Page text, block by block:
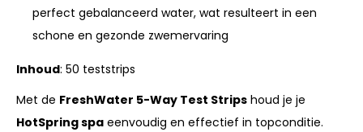
perfect gebalanceerd water, wat resulteert in een
schone en gezonde zwemervaring
Inhoud: 50 teststrips
Met de FreshWater 5-Way Test Strips houd je je
HotSpring spa eenvoudig en effectief in topconditie.